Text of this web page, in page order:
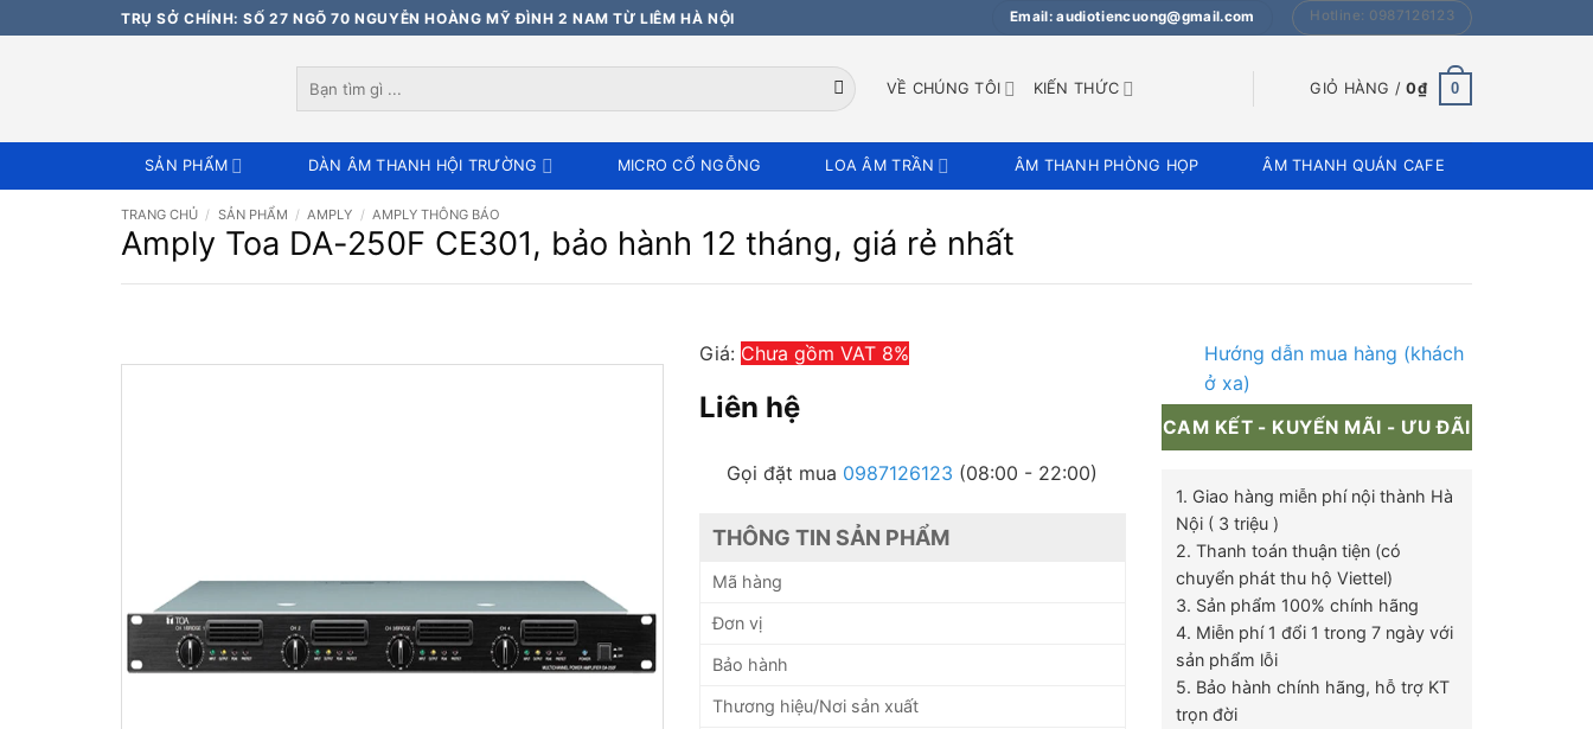
qua
TRỤ SỞ CHÍNH: SỐ 27 NGÕ 70 NGUYỄN HOÀNG MỸ ĐÌNH 2 NAM TỪ LIÊM HÀ NỘI Email: audiotiencuong@gmail.com Hotline: 0987126123
kiếm:
VỀ CHÚNG TÔI KIẾN THỨC GIỎ HÀNG /0₫ 0
SẢN PHẨM DÀN ÂM THANH HỘI TRƯỜNG MICRO CỔ NGỖNG LOA ÂM TRẦN ÂM THANH PHÒNG HỌP ÂM THANH QUÁN CAFE
TRANG CHỦ / SẢN PHẨM / AMPLY / AMPLY THÔNG BÁO
Amply Toa DA-250F CE301, bảo hành 12 tháng, giá rẻ nhất
Giá: Chưa gồm VAT 8%
Liên hệ
Gọi đặt mua 0987126123 (08:00 - 22:00)
THÔNG TIN SẢN PHẨM
Mã hàng
Đơn vị
Bảo hành
Thương hiệu/Nơi sản xuất
Hướng dẫn mua hàng (khách
ở xa)
CAM KẾT - KUYẾN MÃI - ƯU ĐÃI
1. Giao hàng miễn phí nội thành Hà
Nội ( 3 triệu )
2. Thanh toán thuận tiện (có
chuyển phát thu hộ Viettel)
3. Sản phẩm 100% chính hãng
4. Miễn phí 1 đổi 1 trong 7 ngày với
sản phẩm lỗi
5. Bảo hành chính hãng, hỗ trợ KT
trọn đời